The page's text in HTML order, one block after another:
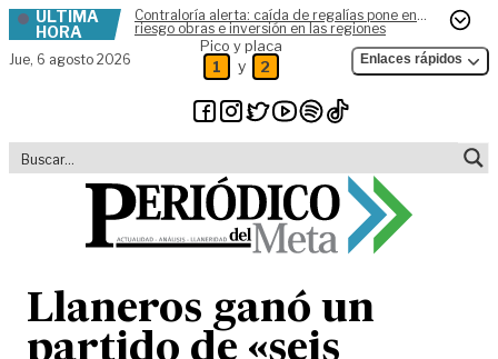
Skip to content
ÚLTIMA
HORA
Contraloría alerta: caída de regalías pone en
riesgo obras e inversión en las regiones
Jue, 6 agosto 2026
Pico y placa
1 y 2 Enlaces rápidos
Llaneros ganó un
partido de «seis